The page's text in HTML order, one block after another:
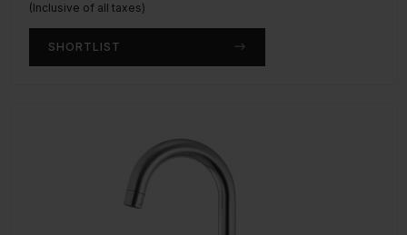
(Inclusive of all taxes)
SHORTLIST